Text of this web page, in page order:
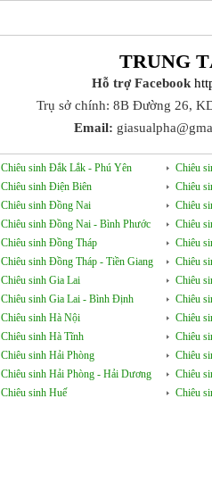
TRUNG
Hỗ trợ Facebook
Trụ sở chính: 8B Đường 26,
Email:
Chiêu sinh Đắk Lắk - Phú Yên
Chiêu sinh Điện Biên
Chiêu sinh Đồng Nai
Chiêu sinh Đồng Nai - Bình Phước
Chiêu sinh Đồng Tháp
Chiêu sinh Đồng Tháp - Tiền Giang
Chiêu sinh Gia Lai
Chiêu sinh Gia Lai - Bình Định
Chiêu sinh Hà Nội
Chiêu sinh Hà Tĩnh
Chiêu sinh Hải Phòng
Chiêu sinh Hải Phòng - Hải Dương
Chiêu sinh Huế
Chiêu
Chiêu
Chiêu
Chiêu
Chiêu
Chiêu
Chiêu
Chiêu
Chiêu
Chiêu
Chiêu
Chiêu
Chiêu